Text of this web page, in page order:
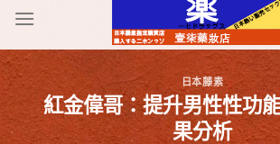
content
日本藤素
紅金偉哥：提升男性性功
果分析